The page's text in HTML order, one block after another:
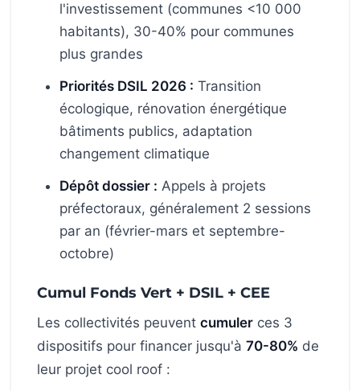
l'investissement (communes <10 000
habitants), 30-40% pour communes
plus grandes
Priorités DSIL 2026 : Transition
écologique, rénovation énergétique
bâtiments publics, adaptation
changement climatique
Dépôt dossier : Appels à projets
préfectoraux, généralement 2 sessions
par an (février-mars et septembre-
octobre)
Cumul Fonds Vert + DSIL + CEE
Les collectivités peuvent cumuler ces 3
dispositifs pour financer jusqu'à 70-80% de
leur projet cool roof :